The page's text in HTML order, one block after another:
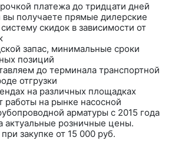
платежа до тридцати дней
вы получаете прямые дилерские
скидок в зависимости от
запас, минимальные сроки
позиций
до терминала транспортной
отгрузки
на различных площадках
на рынке насосной
арматуры с 2015 года
актуальные розничные цены.
закупке от 15 000 руб.